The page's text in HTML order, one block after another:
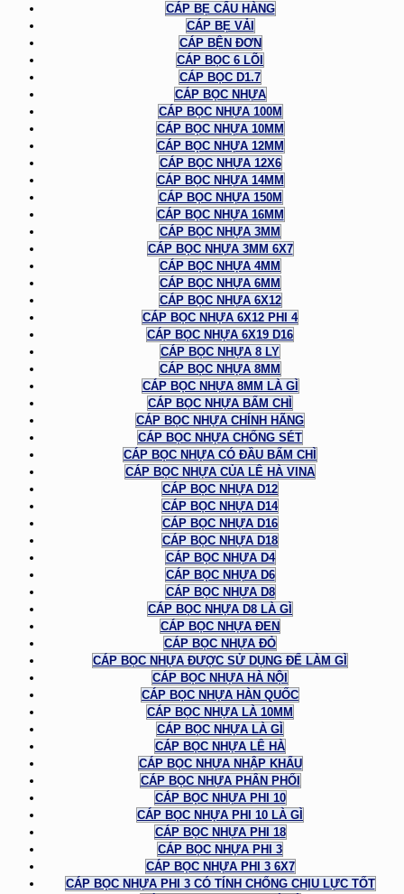
CÁP BẸ CẨU HÀNG
CÁP BẸ VẢI
CÁP BỆN ĐƠN
CÁP BỌC 6 LÕI
CÁP BỌC D1.7
CÁP BỌC NHỰA
CÁP BỌC NHỰA 100M
CÁP BỌC NHỰA 10MM
CÁP BỌC NHỰA 12MM
CÁP BỌC NHỰA 12X6
CÁP BỌC NHỰA 14MM
CÁP BỌC NHỰA 150M
CÁP BỌC NHỰA 16MM
CÁP BỌC NHỰA 3MM
CÁP BỌC NHỰA 3MM 6X7
CÁP BỌC NHỰA 4MM
CÁP BỌC NHỰA 6MM
CÁP BỌC NHỰA 6X12
CÁP BỌC NHỰA 6X12 PHI 4
CÁP BỌC NHỰA 6X19 D16
CÁP BỌC NHỰA 8 LY
CÁP BỌC NHỰA 8MM
CÁP BỌC NHỰA 8MM LÀ GÌ
CÁP BỌC NHỰA BẤM CHÌ
CÁP BỌC NHỰA CHÍNH HÃNG
CÁP BỌC NHỰA CHỐNG SÉT
CÁP BỌC NHỰA CÓ ĐẦU BẤM CHÌ
CÁP BỌC NHỰA CỦA LÊ HÀ VINA
CÁP BỌC NHỰA D12
CÁP BỌC NHỰA D14
CÁP BỌC NHỰA D16
CÁP BỌC NHỰA D18
CÁP BỌC NHỰA D4
CÁP BỌC NHỰA D6
CÁP BỌC NHỰA D8
CÁP BỌC NHỰA D8 LÀ GÌ
CÁP BỌC NHỰA ĐEN
CÁP BỌC NHỰA ĐỎ
CÁP BỌC NHỰA ĐƯỢC SỬ DỤNG ĐỂ LÀM GÌ
CÁP BỌC NHỰA HÀ NỘI
CÁP BỌC NHỰA HÀN QUỐC
CÁP BỌC NHỰA LÀ 10MM
CÁP BỌC NHỰA LÀ GÌ
CÁP BỌC NHỰA LÊ HÀ
CÁP BỌC NHỰA NHẬP KHẨU
CÁP BỌC NHỰA PHÂN PHỐI
CÁP BỌC NHỰA PHI 10
CÁP BỌC NHỰA PHI 10 LÀ GÌ
CÁP BỌC NHỰA PHI 18
CÁP BỌC NHỰA PHI 3
CÁP BỌC NHỰA PHI 3 6X7
CÁP BỌC NHỰA PHI 3 CÓ TÍNH CHỐNG CHỊU LỰC TỐT